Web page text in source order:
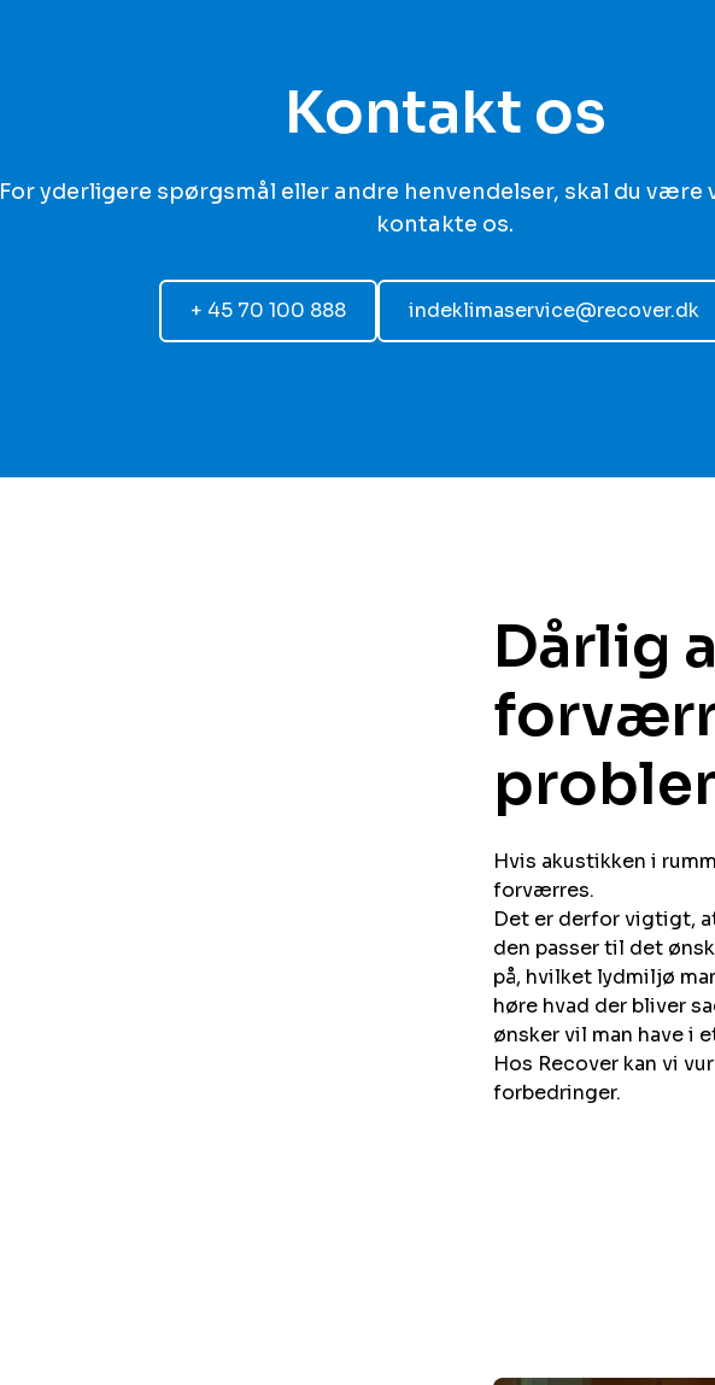
Kontakt os
For yderligere spørgsmål eller andre henvendelser, skal du være
kontakte os.
+ 45 70 100 888 indeklimaservice@recover.dk
Dårlig
problemerne​​​​‌
Hvis akustikken i
forværres.
Det er derfor vigtigt,
den passer til det
på, hvilket lydmiljø
høre hvad der bliver
ønsker vil man have i
Hos Recover kan vi
forbedringer.